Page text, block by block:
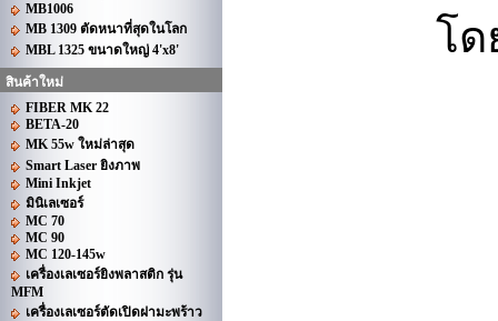
MB1006
MB 1309 ตัดหนาที่สุดในโลก
MBL 1325 ขนาดใหญ่ 4'x8'
สินค้าใหม่
FIBER MK 22
BETA-20
MK 55w ใหม่ล่าสุด
Smart Laser ยิงภาพ
Mini Inkjet
มินิเลเซอร์
MC 70
MC 90
MC 120-145w
เครื่องเลเซอร์ยิงพลาสติก รุ่น
MFM
เครื่องเลเซอร์ตัดเปิดฝามะพร้าว
โด